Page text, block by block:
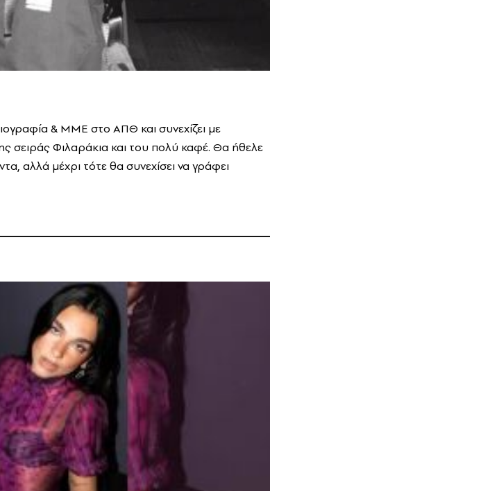
& ΜΜΕ στο ΑΠΘ και συνεχίζει με
σειράς Φιλαράκια και του πολύ καφέ. Θα ήθελε
αλλά μέχρι τότε θα συνεχίσει να γράφει